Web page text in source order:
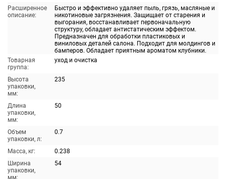
Расширенное
описание:
Быстро и эффективно удаляет пыль, грязь, масляные и
никотиновые загрязнения. Защищает от старения и
выгорания, восстанавливает первоначальную
структуру, обладает антистатическим эффектом.
Предназначен для обработки пластиковых и
виниловых деталей салона. Подходит для молдингов и
бамперов. Обладает приятным ароматом клубники.
Товарная
группа:
уход и очистка
Высота
упаковки,
мм:
235
Длина
упаковки,
мм:
50
Объем
упаковки, л:
0.7
Масса, кг:
0.238
Ширина
упаковки,
мм:
54